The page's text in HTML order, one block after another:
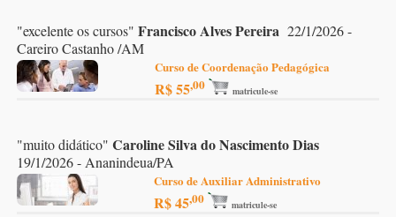
"excelente os cursos" Francisco Alves Pereira 22/1/2026 -
Careiro Castanho /AM
Curso de Coordenação Pedagógica
R$ 55,00 matricule-se
"muito didático" Caroline Silva do Nascimento Dias
19/1/2026 - Ananindeua/PA
Curso de Auxiliar Administrativo
R$ 45,00 matricule-se